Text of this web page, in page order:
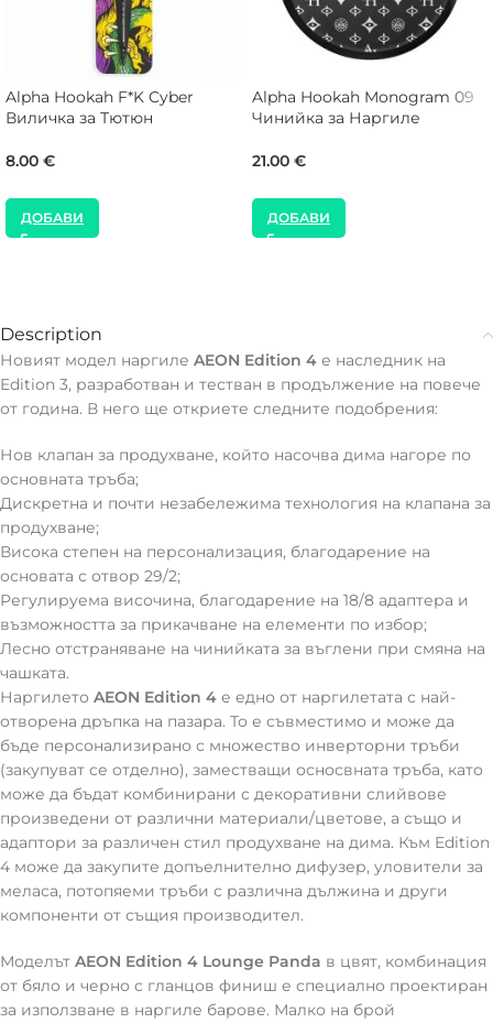
Alpha Hookah F*K Cyber
Виличка за Тютюн
8.00 €
ДОБАВИ
Alpha Hookah Monogram 09
Чинийка за Наргиле
21.00 €
ДОБАВИ
Description
Новият модел наргиле AEON Edition 4 е наследник на
Edition 3, разработван и тестван в продължение на повече
от година. В него ще откриете следните подобрения:
Нов клапан за продухване, който насочва дима нагоре по
oсновната тръба;
Дискретна и почти незабележима технология на клапана за
продухване;
Висока степен на персонализация, благодарение на
основата с отвор 29/2;
Регулируема височина, благодарение на 18/8 адаптера и
възможността за прикачване на елементи по избор;
Лесно отстраняване на чинийката за въглени при смяна на
чашката.
Наргилето AEON Edition 4 е едно от наргилетата с най-
отворена дръпка на пазара. То е съвместимо и може да
бъде персонализирано с множество инверторни тръби
(закупуват се отделно), заместващи осносвната тръба, като
може да бъдат комбинирани с декоративни слийвове
произведени от различни материали/цветове, а също и
адаптори за различен стил продухване на дима. Към Edition
4 може да закупите допъелнително дифузер, уловители за
меласа, потопяеми тръби с различна дължина и други
компоненти от същия производител.
Моделът AEON Edition 4 Lounge Panda в цвят, комбинация
от бяло и черно с гланцов финиш е специално проектиран
за използване в наргиле барове. Малко на брой